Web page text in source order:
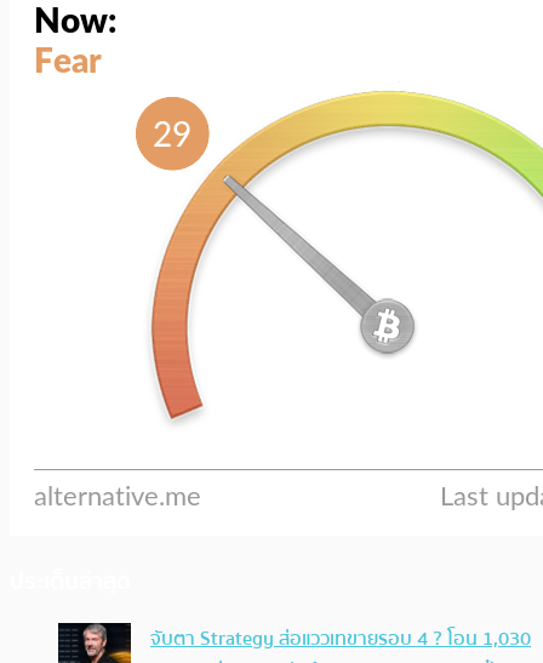
จับตา Strategy ส่อแววเทขายรอบ 4 ? โอน 1,030